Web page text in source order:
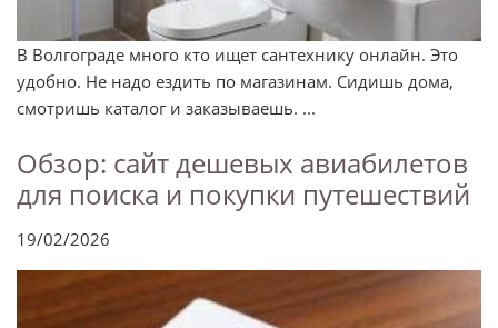
В Волгограде много кто ищет сантехнику онлайн. Это
удобно. Не надо ездить по магазинам. Сидишь дома,
смотришь каталог и заказываешь. ...
Обзор: сайт дешевых авиабилетов
для поиска и покупки путешествий
19/02/2026